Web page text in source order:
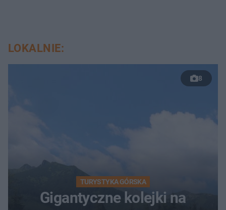
LOKALNIE:
8
TURYSTYKA GÓRSKA
Gigantyczne kolejki na